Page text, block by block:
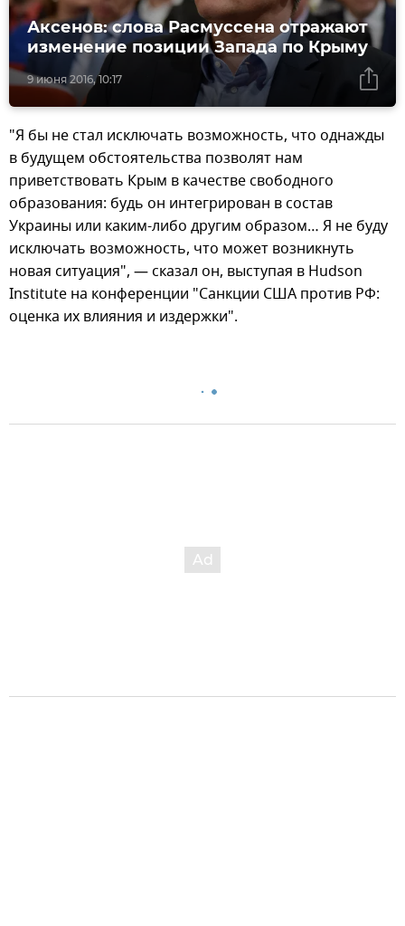
9 июня 2016, 10:17
Аксенов: слова Расмуссена отражают
изменение позиции Запада по Крыму
"Я бы не стал исключать возможность, что однажды
в будущем обстоятельства позволят нам
приветствовать Крым в качестве свободного
образования: будь он интегрирован в состав
Украины или каким-либо другим образом… Я не буду
исключать возможность, что может возникнуть
новая ситуация", — сказал он, выступая в Hudson
Institute на конференции "Санкции США против РФ:
оценка их влияния и издержки".